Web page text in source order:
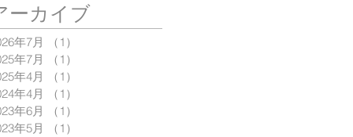
ーカイブ
年7月 （1）
年7月
（1）
年4月
（1）
年4月
（1）
年6月
（1）
年5月
（1）